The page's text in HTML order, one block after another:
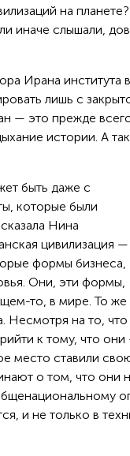
на
иначе слышали,
Ирана
лишь с
— это прежде
истории. А
быть даже с
которые были
Нина
цивилизация —
формы бизнеса,
Они, эти формы,
то, в мире. То же
Несмотря на то,
к тому, что
место ставили
о том, что они
и не только в